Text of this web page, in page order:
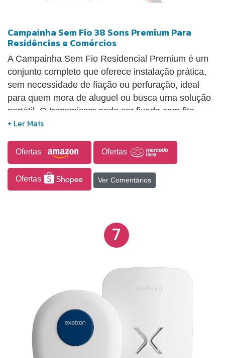
Campainha Sem Fio 38 Sons Premium Para
Residências e Comércios
A Campainha Sem Fio Residencial Premium é um
conjunto completo que oferece instalação prática,
sem necessidade de fiação ou perfuração, ideal
para quem mora de aluguel ou busca uma solução
portátil. O transmissor pode ser fixado com fita
adesiva, enquanto o receptor é plugado diretamente
em área aberta (e 20–50 metros com barreiras),
garante sinal forte e confiável mesmo em ambientes
amplos ou com divisórias. Oferece 38 toques
variados, 8 níveis de volume ajustáveis (até 100 dB)
toque e a longa duração da bateria do transmissor
reforçam a usabilidade e praticidade do conjunto.
Ofertas Ofertas
Ofertas Ver Comentários
7